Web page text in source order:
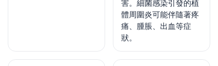
害。細菌感染引發的植
體周圍炎可能伴隨著疼
痛、腫脹、出血等症
狀。